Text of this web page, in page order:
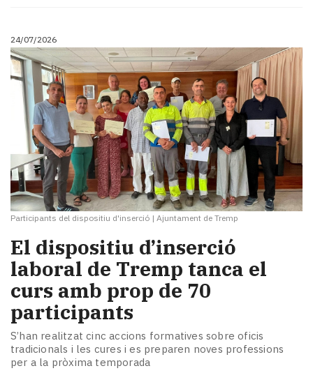
24/07/2026
Participants del dispositiu d'inserció | Ajuntament de Tremp
El dispositiu d’inserció
laboral de Tremp tanca el
curs amb prop de 70
participants
S’han realitzat cinc accions formatives sobre oficis
tradicionals i les cures i es preparen noves professions
per a la pròxima temporada